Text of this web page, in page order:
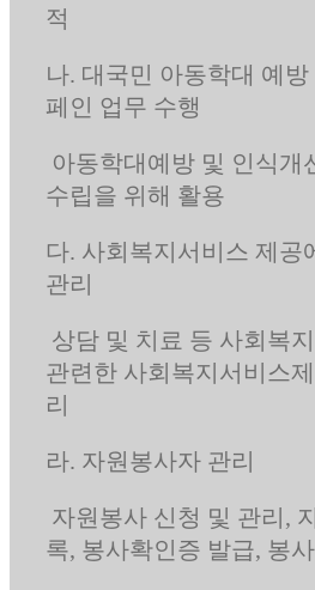
적
나. 대국민 아동학대 예
페인 업무 수행
아동학대예방 및 인식개
수립을 위해 활용
다. 사회복지서비스 제공
관리
상담 및 치료 등 사회복
관련한 사회복지서비스
리
라. 자원봉사자 관리
자원봉사 신청 및 관리,
록, 봉사확인증 발급, 봉